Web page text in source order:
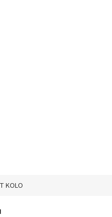
KOLO